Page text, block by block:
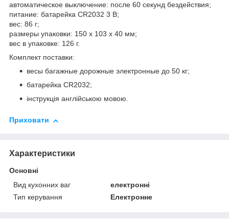
автоматическое выключение: после 60 секунд бездействия;
питание: батарейка CR2032 3 В;
вес: 86 г;
размеры упаковки: 150 x 103 x 40 мм;
вес в упаковке: 126 г.
Комплект поставки:
весы багажные дорожные электронные до 50 кг;
батарейка CR2032;
інструкція англійською мовою.
Приховати
Характеристики
Основні
Вид кухонних ваг
електронні
Тип керування
Електронне